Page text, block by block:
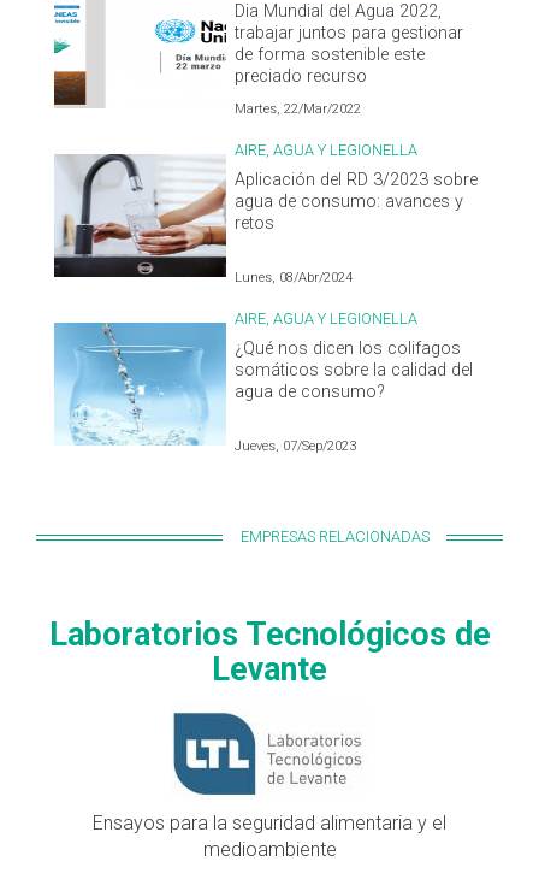
Dia Mundial del Agua 2022,
trabajar juntos para gestionar
de forma sostenible este
preciado recurso
Martes, 22/Mar/2022
AIRE, AGUA Y LEGIONELLA
Aplicación del RD 3/2023 sobre
agua de consumo: avances y
retos
Lunes, 08/Abr/2024
AIRE, AGUA Y LEGIONELLA
¿Qué nos dicen los colifagos
somáticos sobre la calidad del
agua de consumo?
Jueves, 07/Sep/2023
EMPRESAS RELACIONADAS
Laboratorios Tecnológicos de
Levante
Ensayos para la seguridad alimentaria y el
medioambiente